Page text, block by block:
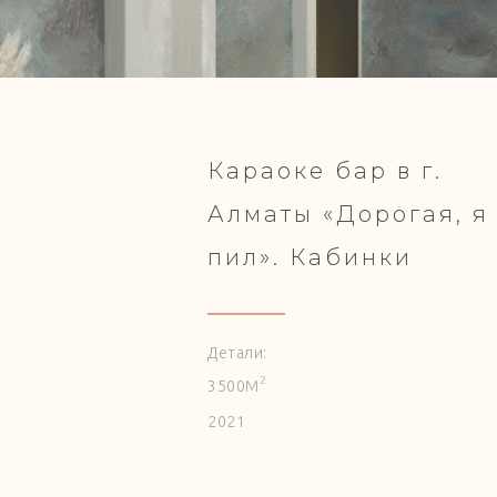
Караоке бар в г.
Алматы «Дорогая, я
пил». Кабинки
Детали:
3500М 2
2021